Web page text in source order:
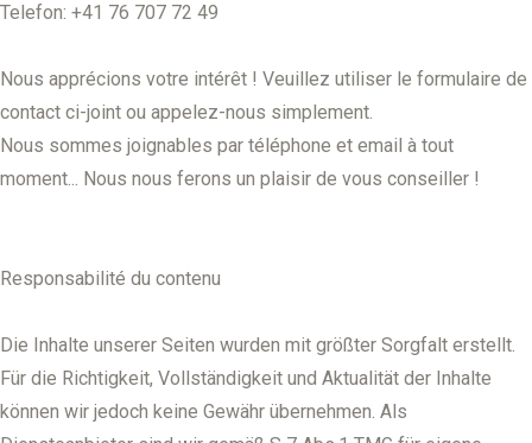
Telefon: +41 76 707 72 49
Nous apprécions votre intérêt ! Veuillez utiliser le formulaire de
contact ci-joint ou appelez-nous simplement.
Nous sommes joignables par téléphone et email à tout
moment... Nous nous ferons un plaisir de vous conseiller !
Responsabilité du contenu
Die Inhalte unserer Seiten wurden mit größter Sorgfalt erstellt.
Für die Richtigkeit, Vollständigkeit und Aktualität der Inhalte
können wir jedoch keine Gewähr übernehmen. Als